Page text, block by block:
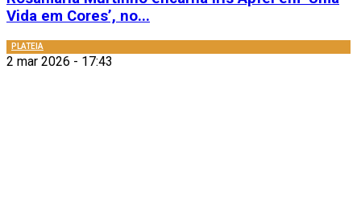
Vida em Cores’, no...
PLATEIA
2 mar 2026 - 17:43